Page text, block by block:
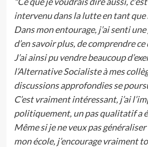
intervenu dans la lutte en tant que
Dans mon entourage, j’ai senti
d’en savoir plus, de comprendre
J’ai ainsi pu vendre beaucoup
l’Alternative Socialiste à mes
discussions approfondies se
C’est vraiment intéressant, j’ai
politiquement, un pas qualitatif a
Même si je ne veux pas généraliser
mon école, j’encourage vraiment